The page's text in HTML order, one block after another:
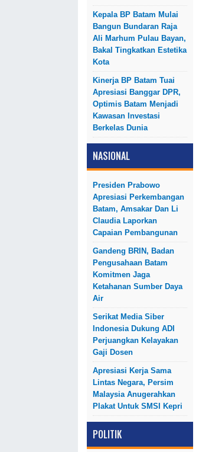
Kepala BP Batam Mulai
Bangun Bundaran Raja
Ali Marhum Pulau Bayan,
Bakal Tingkatkan Estetika
Kota
Kinerja BP Batam Tuai
Apresiasi Banggar DPR,
Optimis Batam Menjadi
Kawasan Investasi
Berkelas Dunia
NASIONAL
Presiden Prabowo
Apresiasi Perkembangan
Batam, Amsakar Dan Li
Claudia Laporkan
Capaian Pembangunan
Gandeng BRIN, Badan
Pengusahaan Batam
Komitmen Jaga
Ketahanan Sumber Daya
Air
Serikat Media Siber
Indonesia Dukung ADI
Perjuangkan Kelayakan
Gaji Dosen
Apresiasi Kerja Sama
Lintas Negara, Persim
Malaysia Anugerahkan
Plakat Untuk SMSI Kepri
POLITIK